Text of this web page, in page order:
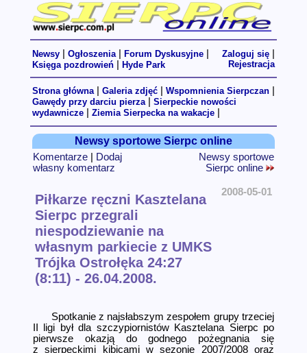
Newsy Ogłoszenia Forum Dyskusyjne
Księga pozdrowień Hyde Park
Zaloguj się
Rejestracja
Strona główna| Galeria zdjęć Wspomnienia Sierpczan
Gawędy przy darciu pierza| Sierpeckie nowości
wydawnicze
Ziemia Sierpecka na wakacje
Newsy sportowe Sierpc online
Komentarze
Dodaj
własny komentarz
Newsy sportowe
Sierpc online
Piłkarze ręczni Kasztelana
Sierpc przegrali
niespodziewanie na
własnym parkiecie z UMKS
Trójka Ostrołęka 24:27
(8:11) - 26.04.2008.
2008-05-01
Spotkanie z najsłabszym zespołem grupy trzeciej
II ligi był dla szczypiornistów Kasztelana Sierpc po
pierwsze okazją do godnego pożegnania się
z sierpeckimi kibicami w sezonie 2007/2008 oraz